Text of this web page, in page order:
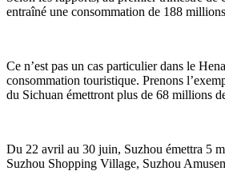
entraîné une consommation de 188
Ce n’est pas un cas particulier dans le
consommation touristique. Prenons
du Sichuan émettront plus de 68 millions
Du 22 avril au 30 juin, Suzhou émettra 5
Suzhou Shopping Village, Suzhou